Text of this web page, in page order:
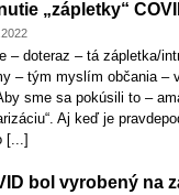
„zápletky“
– doteraz – tá zápletka/
– tým myslím občania –
sme sa pokúsili to –
Aj keď je
[...]
bol vyrobený na